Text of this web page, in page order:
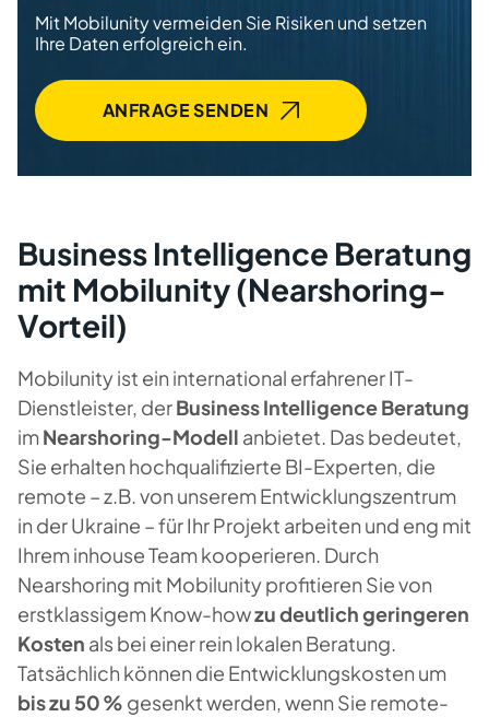
Mit Mobilunity vermeiden Sie Risiken und setzen
Ihre Daten erfolgreich ein.
ANFRAGE SENDEN
Business Intelligence Beratung
mit Mobilunity (Nearshoring-
Vorteil)
Mobilunity ist ein international erfahrener IT-
Dienstleister, derBusiness Intelligence Beratung
imNearshoring-Modell anbietet. Das bedeutet,
Sie erhalten hochqualifizierte BI-Experten, die
remote – z.B. von unserem Entwicklungszentrum
in der Ukraine – für Ihr Projekt arbeiten und eng mit
Ihrem inhouse Team kooperieren. Durch
Nearshoring mit Mobilunity profitieren Sie von
erstklassigem Know-howzu deutlich geringeren
Kosten als bei einer rein lokalen Beratung.
Tatsächlich können die Entwicklungskosten um
bis zu 50 % gesenkt werden, wenn Sie remote-